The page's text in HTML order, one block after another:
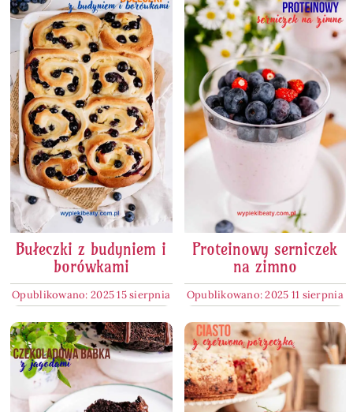
Bułeczki z budyniem i
borówkami
Opublikowano: 2025 15 sierpnia
Proteinowy serniczek
na zimno
Opublikowano: 2025 11 sierpnia